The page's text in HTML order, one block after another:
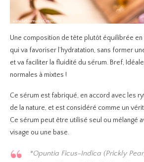
Une composition de tête plutôt équilibrée en
qui va favoriser l’hydratation, sans former
et va faciliter la fluidité du sérum. Bref,
normales à mixtes !
Ce sérum est fabriqué, en accord avec les
de la nature, et est considéré comme un
Ce sérum peut être utilisé seul ou mélangé
visage ou une base.
*Opuntia Ficus-Indica (Prickly